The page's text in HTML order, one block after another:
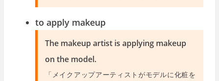
to apply makeup
The makeup artist is applying makeup
on the model.
「メイクアップアーティストがモデルに化粧を